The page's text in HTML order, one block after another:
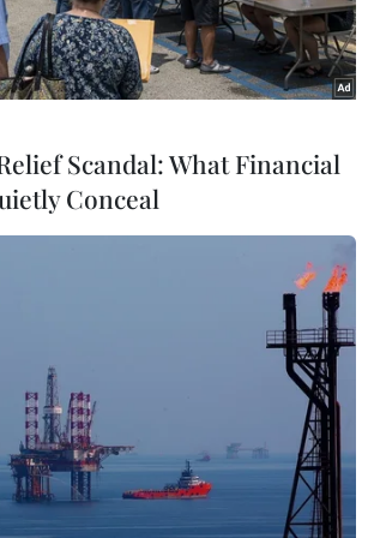
an ninh Australia cảnh báo tin
mạng là mối đe dọa tiềm
hơn nhiều so với chủ nghĩa
14/11, Giám đốc điều hành Ủy
kinh tế Australia (CEDA), bà
Scandal: What Financial
Conceal